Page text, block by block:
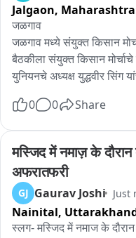
Jalgaon,
जळगाव
जळगाव मध्ये संयुक्त किसान
बैठकीला संयुक्त किसान
युनियनचे अध्यक्ष युद्धवीर सिंग
आत्महत्या वाचवू शकतो
Ancr - जळगावमध्ये आज संयुक्त
पडली. या बैठकीला संयुक्त
किसान युनियनचे अध्यक्ष
विविध प्रश्नांवर भूमिका
छेडण्याची घोषणा करत
0 0 Share
मस्जिद में नमाज़ के दौरान
अफरातफरी
GJ Gaurav Joshi Just
Nainital,
स्लग- मस्जिद में नमाज के दौरान